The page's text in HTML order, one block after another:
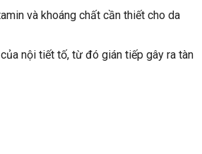
và khoáng chất cần thiết cho da
nội tiết tố, từ đó gián tiếp gây ra tàn